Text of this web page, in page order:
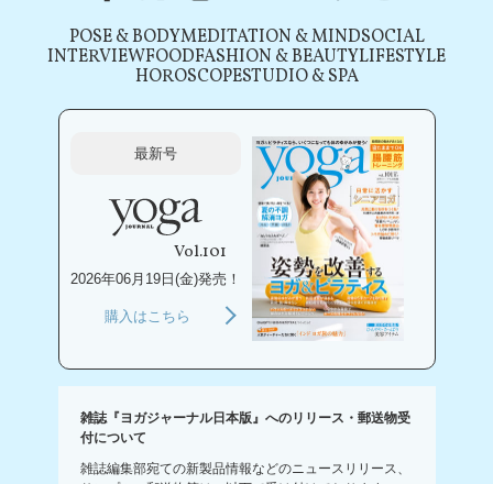
POSE & BODYMEDITATION & MINDSOCIAL
INTERVIEWFOODFASHION & BEAUTYLIFESTYLE
HOROSCOPESTUDIO & SPA
最新号
Vol.101
2026年06月19日(金)発売！
購入はこちら
雑誌『ヨガジャーナル日本版』へのリリース・郵送物受
付について
雑誌編集部宛ての新製品情報などのニュースリリース、